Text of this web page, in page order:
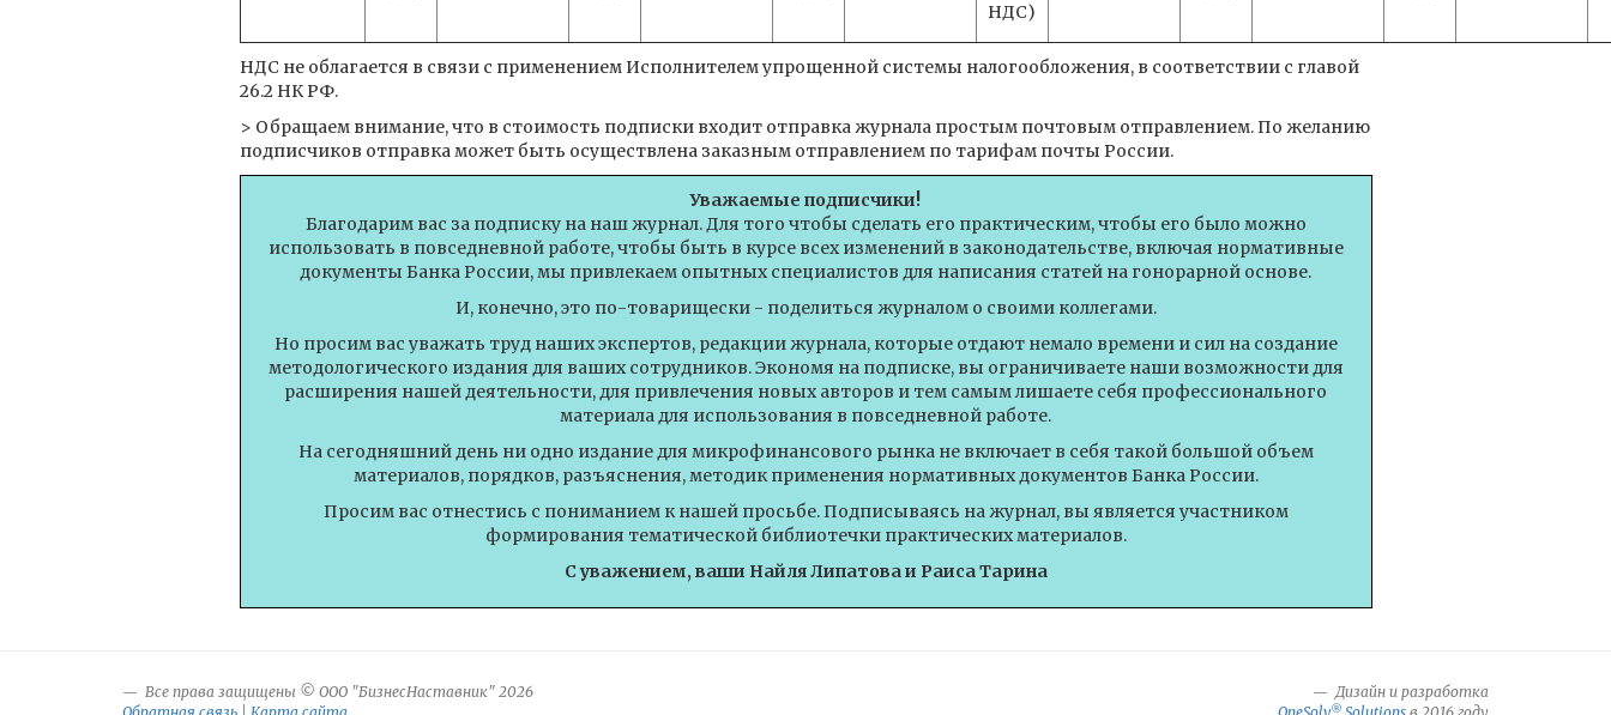
НДС)
НДС не облагается в связи с применением Исполнителем упрощенной системы налогообложения, в соответствии с главой
26.2 НК РФ.
> Обращаем внимание, что в стоимость подписки входит отправка журнала простым почтовым отправлением. По желанию
подписчиков отправка может быть осуществлена заказным отправлением по тарифам почты России.
Уважаемые подписчики!
Благодарим вас за подписку на наш журнал. Для того чтобы сделать его практическим, чтобы его было можно
использовать в повседневной работе, чтобы быть в курсе всех изменений в законодательстве, включая нормативные
документы Банка России, мы привлекаем опытных специалистов для написания статей на гонорарной основе.
И, конечно, это по-товарищески - поделиться журналом о своими коллегами.
Но просим вас уважать труд наших экспертов, редакции журнала, которые отдают немало времени и сил на создание
методологического издания для ваших сотрудников. Экономя на подписке, вы ограничиваете наши возможности для
расширения нашей деятельности, для привлечения новых авторов и тем самым лишаете себя профессионального
материала для использования в повседневной работе.
На сегодняшний день ни одно издание для микрофинансового рынка не включает в себя такой большой объем
материалов, порядков, разъяснения, методик применения нормативных документов Банка России.
Просим вас отнестись с пониманием к нашей просьбе. Подписываясь на журнал, вы является участником
формирования тематической библиотечки практических материалов.
С уважением, ваши Найля Липатова и Раиса Тарина
Все права защищены © ООО "БизнесНаставник" 2026
Дизайн и разработка
®